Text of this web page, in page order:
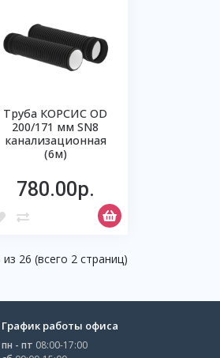
Труба КОРСИС OD
200/171 мм SN8
канализационная
(6м)
780.00р.
26 (всего 2 страниц)
График работы офиса
пн - пт 08:00-17:00